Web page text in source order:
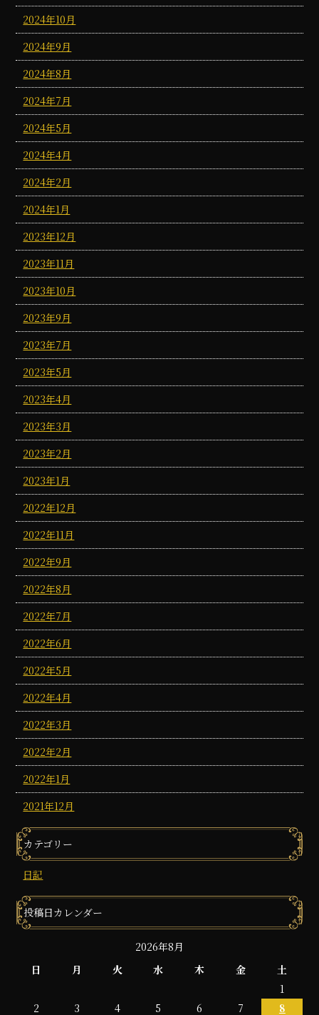
2024年10月
2024年9月
2024年8月
2024年7月
2024年5月
2024年4月
2024年2月
2024年1月
2023年12月
2023年11月
2023年10月
2023年9月
2023年7月
2023年5月
2023年4月
2023年3月
2023年2月
2023年1月
2022年12月
2022年11月
2022年9月
2022年8月
2022年7月
2022年6月
2022年5月
2022年4月
2022年3月
2022年2月
2022年1月
2021年12月
カテゴリー
日記
投稿日カレンダー
2026年8月
日
月 火 水 木 金
土
1
2
3 4 5 6 7 8